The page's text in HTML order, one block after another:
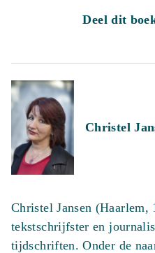
Deel dit
Christel
Christel Jansen (Haarlem,
tekstschrijfster en
tijdschriften. Onder de